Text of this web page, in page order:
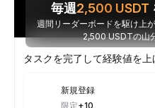
毎週2,500 USDT
週間リーダーボードを駆け上
2,500 USDTの山
タスクを完了して経験値を上
新規登録
限定+10